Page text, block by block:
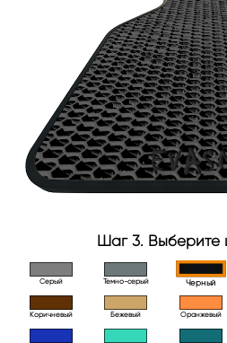
Шаг 3. Выберите
Серый Темно-серый Черный
Коричневый Бежевый Оранжевый